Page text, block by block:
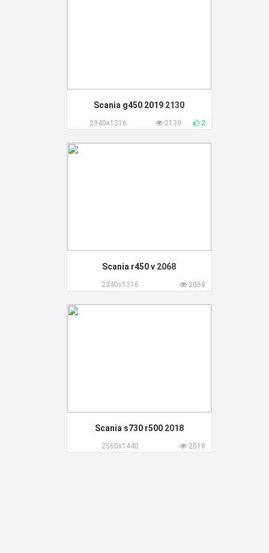
Scania g450 2019 2130
2340x1316 2
2130
Scania r450 v 2068
2340x1316 2068
Scania s730 r500 2018
2560x1440 2018